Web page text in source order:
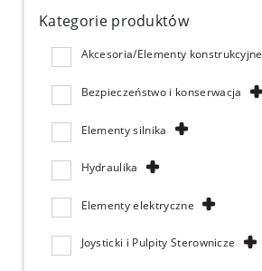
Kategorie produktów
Akcesoria/Elementy konstrukcyjne
Bezpieczeństwo i konserwacja
Elementy silnika
Hydraulika
Elementy elektryczne
Joysticki i Pulpity Sterownicze